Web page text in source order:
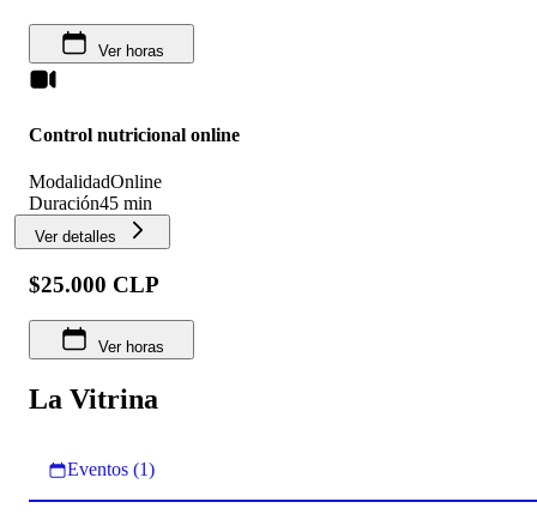
Ver horas
Control nutricional online
ModalidadOnline
Duración45 min
Ver detalles
$25.000 CLP
Ver horas
La Vitrina
Eventos (1)